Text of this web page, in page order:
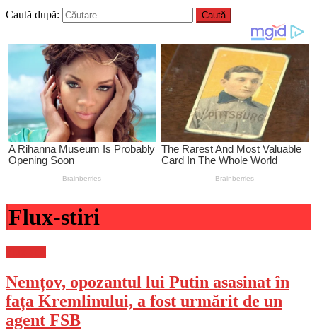
Caută după:
Flux-stiri
Nemțov, opozantul lui Putin asasinat în
fața Kremlinului, a fost urmărit de un
agent FSB